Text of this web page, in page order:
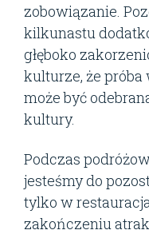
zobowiązanie.
kilkunastu
głęboko
kulturze, że próba
może być
kultury.
Podczas
jesteśmy do
tylko w
zakończeniu